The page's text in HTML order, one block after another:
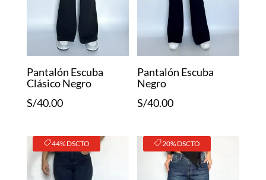
Pantalón Escuba
Clásico Negro
S/40.00
Pantalón Escuba
Negro
S/40.00
44% DSCTO 20% DSCTO